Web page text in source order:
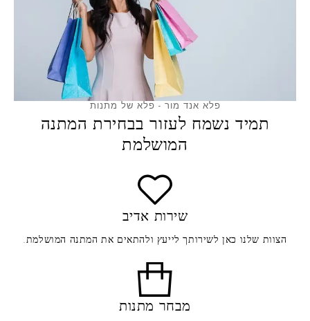
פלא אנד מור - פלא של מתנות
תמיד נשמח לעזור בבחירת המתנה
המושלמת
שירות אדיב
הצוות שלנו כאן לשירותך לייעץ ולהתאים את המתנה המושלמת.
מבחר מתנות